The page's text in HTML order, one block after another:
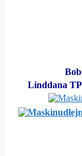
Linddana